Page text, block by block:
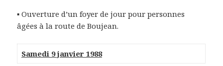
▪ Ouverture d’un foyer de jour pour personnes
âgées à la route de Boujean.
Samedi 9 janvier 1988